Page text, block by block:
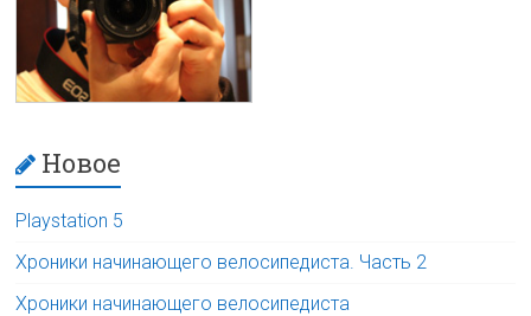
Новое
Playstation 5
Хроники начинающего велосипедиста. Часть 2
Хроники начинающего велосипедиста